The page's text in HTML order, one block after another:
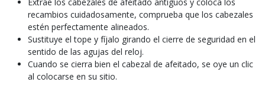
recambios cuidadosamente, comprueba que los cabezales
estén perfectamente alineados.
Sustituye el tope y fíjalo girando el cierre de seguridad en el
sentido de las agujas del reloj.
Cuando se cierra bien el cabezal de afeitado, se oye un clic
al colocarse en su sitio.